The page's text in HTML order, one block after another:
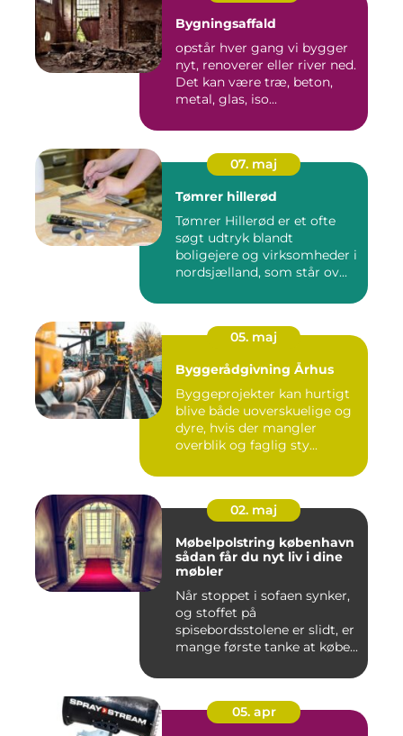
Bygningsaffald
opstår hver gang vi bygger
nyt, renoverer eller river ned.
Det kan være træ, beton,
metal, glas, iso...
07. maj
Tømrer hillerød
Tømrer Hillerød er et ofte
søgt udtryk blandt
boligejere og virksomheder i
nordsjælland, som står ov...
05. maj
Byggerådgivning Århus
Byggeprojekter kan hurtigt
blive både uoverskuelige og
dyre, hvis der mangler
overblik og faglig sty...
02. maj
Møbelpolstring københavn
sådan får du nyt liv i dine
møbler
Når stoppet i sofaen synker,
og stoffet på
spisebordsstolene er slidt, er
mange første tanke at købe...
05. apr